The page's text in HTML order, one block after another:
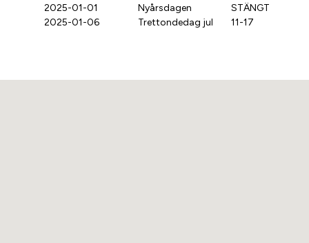
2025-01-01
Nyårsdagen
STÄNGT
2025-01-06
Trettondedag jul 11-17